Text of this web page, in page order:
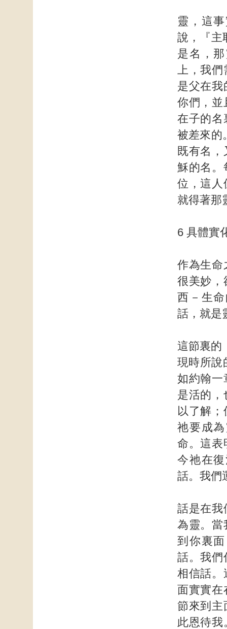
靈，這
說，『主
是名，
上，我們
是父在我
你們，並
在子的名
被差來的
既有名
穌的名。
位，這人
就得著那
6 具體實
作為生命
很美妙，
西－生
話，就是
這節裏的
現時所說
如約翰一
是活的，
以了解
祂要成
命。這表
今祂在
話。我們
話是在我
為靈。當
到你裏
話。我們
相信話。
面實實在
節來到主
此恩待我